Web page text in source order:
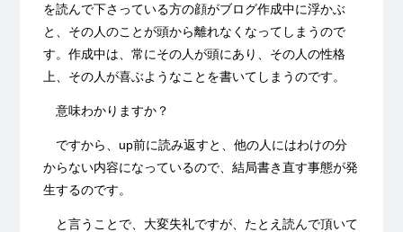
を読んで下さっている方の顔がブログ作成中に浮かぶ
と、 その人のことが頭から離れなくなってしまうので
す。作成中は、常にその人が頭にあり、その人の性格
上、その人が喜ぶようなことを書いてしまうのです。
意味わかりますか？
ですから、up前に読み返すと、他の人にはわけの分
からない内容になっているので、結局書き直す事態が発
生するのです。
と言うことで、大変失礼ですが、たとえ読んで頂いて